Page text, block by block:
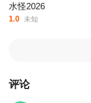
水怪2026
1.0 未知
评论